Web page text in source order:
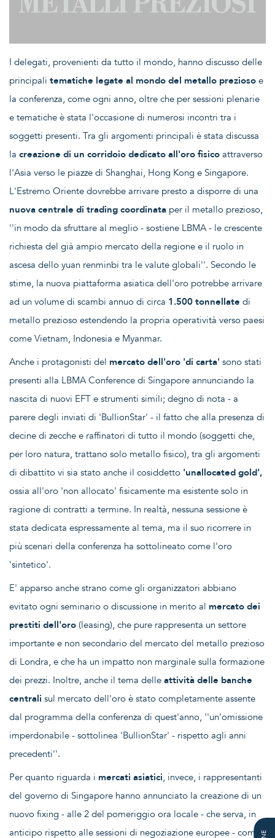
I delegati, provenienti da tutto il mondo, hanno discusso delle
principali tematiche legate al mondo del metallo prezioso e
la conferenza, come ogni anno, oltre che per sessioni plenarie
e tematiche è stata l'occasione di numerosi incontri tra i
soggetti presenti. Tra gli argomenti principali è stata discussa
la creazione di un corridoio dedicato all'oro fisico attraverso
l'Asia verso le piazze di Shanghai, Hong Kong e Singapore.
L'Estremo Oriente dovrebbe arrivare presto a disporre di una
nuova centrale di trading coordinata per il metallo prezioso,
''in modo da sfruttare al meglio - sostiene LBMA - le crescente
richiesta del già ampio mercato della regione e il ruolo in
ascesa dello yuan renminbi tra le valute globali''. Secondo le
stime, la nuova piattaforma asiatica dell'oro potrebbe arrivare
ad un volume di scambi annuo di circa 1.500 tonnellate di
metallo prezioso estendendo la propria operatività verso paesi
come Vietnam, Indonesia e Myanmar.
Anche i protagonisti del mercato dell'oro 'di carta' sono stati
presenti alla LBMA Conference di Singapore annunciando la
nascita di nuovi EFT e strumenti simili; degno di nota - a
parere degli inviati di 'BullionStar' - il fatto che alla presenza di
decine di zecche e raffinatori di tutto il mondo (soggetti che,
per loro natura, trattano solo metallo fisico), tra gli argomenti
di dibattito vi sia stato anche il cosiddetto 'unallocated gold',
ossia all'oro 'non allocato' fisicamente ma esistente solo in
ragione di contratti a termine. In realtà, nessuna sessione è
stata dedicata espressamente al tema, ma il suo ricorrere in
più scenari della conferenza ha sottolineato come l'oro
'sintetico'.
E' apparso anche strano come gli organizzatori abbiano
evitato ogni seminario o discussione in merito al mercato dei
prestiti dell'oro (leasing), che pure rappresenta un settore
importante e non secondario del mercato del metallo prezioso
di Londra, e che ha un impatto non marginale sulla formazione
dei prezzi. Inoltre, anche il tema delle attività delle banche
centrali sul mercato dell'oro è stato completamente assente
dal programma della conferenza di quest'anno, ''un'omissione
imperdonabile - sottolinea 'BullionStar' - rispetto agli anni
precedenti''.
Per quanto riguarda i mercati asiatici, invece, i rappresentanti
del governo di Singapore hanno annunciato la creazione di un
nuovo fixing - alle 2 del pomeriggio ora locale - che serva, in
anticipo rispetto alle sessioni di negoziazione europee - come